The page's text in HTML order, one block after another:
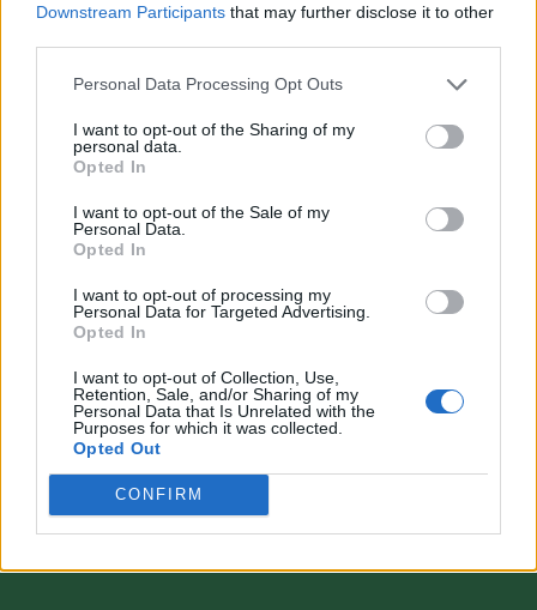
Downstream Participants that may further disclose it to other
Personal Data Processing Opt Outs
I want to opt-out of the Sharing of my
personal data.
Opted In
I want to opt-out of the Sale of my
Personal Data.
Opted In
I want to opt-out of processing my
Personal Data for Targeted Advertising.
Opted In
I want to opt-out of Collection, Use,
Retention, Sale, and/or Sharing of my
Personal Data that Is Unrelated with the
Purposes for which it was collected.
Opted Out
CONFIRM
VAI ALLA VERSIONE CLASSICA
giunti da internet, in quanto arrivati alla nostra attenzione attraverso regolari
comunicati stampa con immagini e testi allegati ed autorizzati alla pubblicazione, e
quindi valutati di pubblico dominio. Se i soggetti o gli autori avessero qualcosa in
contrario alla pubblicazione, non avranno che da segnalarlo alla redazione (indirizzo
redazione@napolimagazine.com
"Calciomercato Magazine" non è una testata giornalistica, ma un sito di informazione di
proprietà di Napoli Magazine.